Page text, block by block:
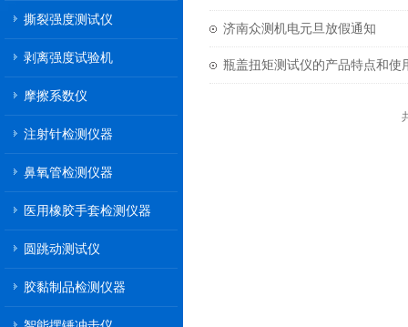
撕裂强度测试仪
剥离强度试验机
摩擦系数仪
注射针检测仪器
鼻氧管检测仪器
医用橡胶手套检测仪器
圆跳动测试仪
胶黏制品检测仪器
济南众测机电元旦放假通知
瓶盖扭矩测试仪的产品特点和使